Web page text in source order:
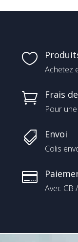

Achetez
 Frais
Pour
 Envoi
Colis

Avec CB